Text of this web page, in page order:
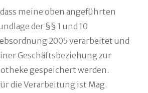
meine oben angeführten
der §§ 1 und 10
2005 verarbeitet und
Geschäftsbeziehung zur
gespeichert werden.
die Verarbeitung ist Mag.